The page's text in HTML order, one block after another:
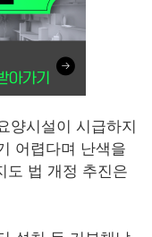
양시설이 시급하지
어렵다며 난색을
도 법 개정 추진은